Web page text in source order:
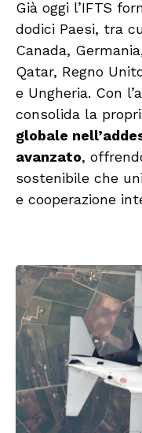
Già oggi l’IFTS
dodici Paesi, tra
Canada,
Qatar, Regno
e Ungheria. Con
consolida la
globale
avanzato,
sostenibile che
e cooperazione